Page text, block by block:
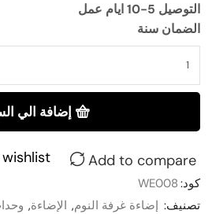
التوصيل 5-10 ايام عمل
الضمان سنة
إضافة الي
Add to compare
كود: WE008
تصنيف: إضاءة غرفة النوم, الإضاءة,